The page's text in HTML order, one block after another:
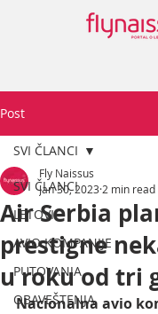
Post
SVI ČLANCI
LETOVI
AVIO KOMPANIJE
PUTOVANJA
OBAVEŠTENJA
SVI ČLANCI
Air Serbia
prestigne
u roku od tri
Fly Naissus
Jan 30, 2023 2 min read
Nacionalna avio